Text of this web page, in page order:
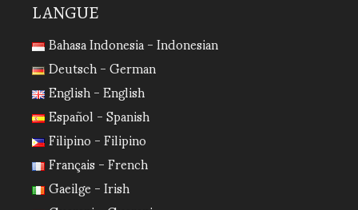
LANGUE
Bahasa Indonesia - Indonesian
Deutsch - German
English - English
Español - Spanish
Filipino - Filipino
Français - French
Gaeilge - Irish